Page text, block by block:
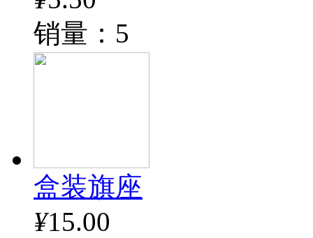
销量：5
盒装旗座
¥15.00